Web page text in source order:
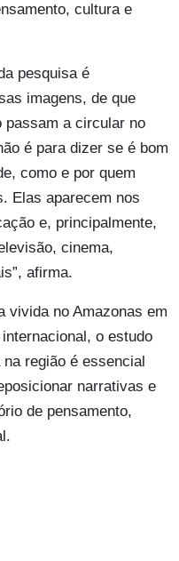
cultura e
pesquisa é
imagens, de que
passam a circular no
é para dizer se é bom
como e por quem
Elas aparecem nos
e, principalmente,
cinema,
afirma.
vivida no Amazonas em
o estudo
região é essencial
narrativas e
de pensamento,